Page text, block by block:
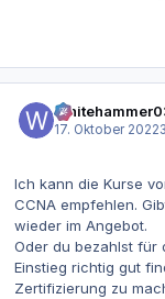
17. Oktober 2022
Ich kann die Kurse
CCNA empfehlen.
wieder im Angebot.
Oder du bezahlst für
Einstieg richtig gut
Zertifizierung zu